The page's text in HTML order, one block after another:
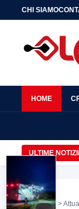
CHI SIAMO
HOME
ULTIME
Home >